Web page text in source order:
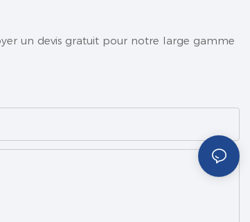
un devis gratuit pour notre large gamme